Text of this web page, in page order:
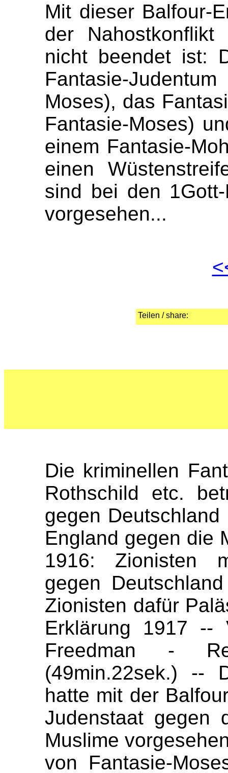
Mit dieser Balfour-
der
nicht beendet ist:
Fantasie-
Moses), das
Fantasie-Moses)
einem Fantasie-
einen
sind bei den
vorgesehen...
Teilen / share:
Die kriminellen
Rothschild etc.
gegen
England gegen die
1916: Zionisten
gegen
Zionisten dafür
Erklärung 1917 --
Freedman -
(49min.22sek.) --
hatte mit der
Judenstaat gegen
Muslime
von Fantasie-